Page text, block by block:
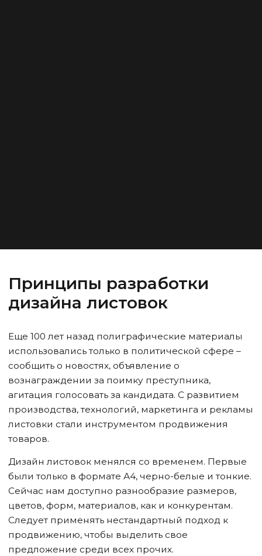
Принципы разработки
дизайна листовок
Еще 100 лет назад полиграфические материалы
использовались только в политической сфере –
сообщить о новостях, объявление о
вознаграждении за поимку преступника,
агитация голосовать за кандидата. С развитием
производства, технологий, маркетинга и рекламы
листовки стали инструментом продвижения
товаров.
Дизайн листовок менялся со временем. Первые
были только в формате А4, черно-белые и тонкие.
Сейчас нам доступно разнообразие размеров,
цветов, форм, материалов, как и конкурентам.
Следует применять нестандартный подход к
продвижению, чтобы выделить свое
предложение среди всех прочих.